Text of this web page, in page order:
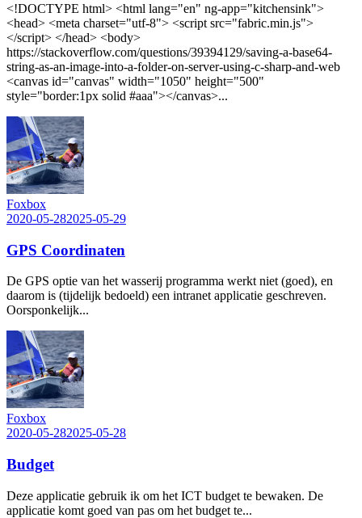
<!DOCTYPE html> <html lang="en" ng-app="kitchensink">
<head> <meta charset="utf-8"> <script src="fabric.min.js">
</script> </head> <body>
https://stackoverflow.com/questions/39394129/saving-a-base64-
string-as-an-image-into-a-folder-on-server-using-c-sharp-and-web
<canvas id="canvas" width="1050" height="500"
style="border:1px solid #aaa"></canvas>...
Foxbox
2020-05-282025-05-29
GPS Coordinaten
De GPS optie van het wasserij programma werkt niet (goed), en
daarom is (tijdelijk bedoeld) een intranet applicatie geschreven.
Oorsponkelijk...
Foxbox
2020-05-282025-05-28
Budget
Deze applicatie gebruik ik om het ICT budget te bewaken. De
applicatie komt goed van pas om het budget te...